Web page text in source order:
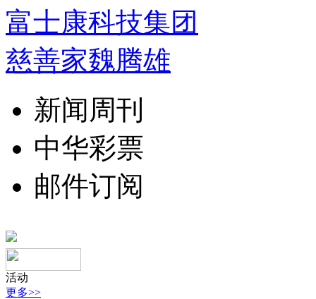
富士康科技集团
慈善家魏腾雄
新闻周刊
中华彩票
邮件订阅
活动
更多>>